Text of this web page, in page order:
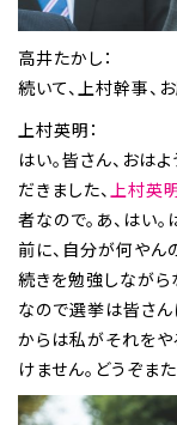
高井たかし：
続いて、上村幹事、
上村英明：
はい。皆さん、おは
だきました、 上村英
者なので。あ、はい
前に、自分が何やん
続きを勉強しながら
なので選挙は皆さん
からは私がそれをや
けません。どうぞま